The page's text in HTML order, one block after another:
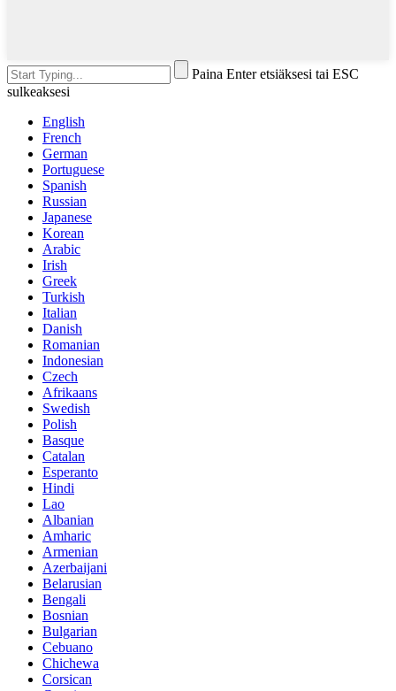
Paina Enter etsiäksesi tai ESC
sulkeaksesi
English
French
German
Portuguese
Spanish
Russian
Japanese
Korean
Arabic
Irish
Greek
Turkish
Italian
Danish
Romanian
Indonesian
Czech
Afrikaans
Swedish
Polish
Basque
Catalan
Esperanto
Hindi
Lao
Albanian
Amharic
Armenian
Azerbaijani
Belarusian
Bengali
Bosnian
Bulgarian
Cebuano
Chichewa
Corsican